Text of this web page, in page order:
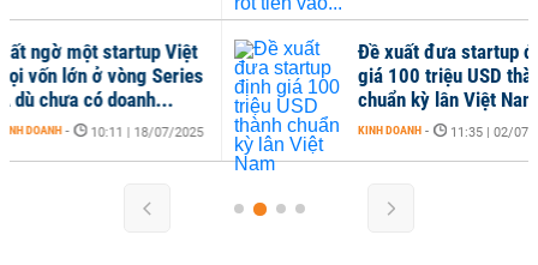
Đề xuất đưa startup định
giá 100 triệu USD thành
chuẩn kỳ lân Việt Nam
KINH DOANH 11:35 | 02/07/2025